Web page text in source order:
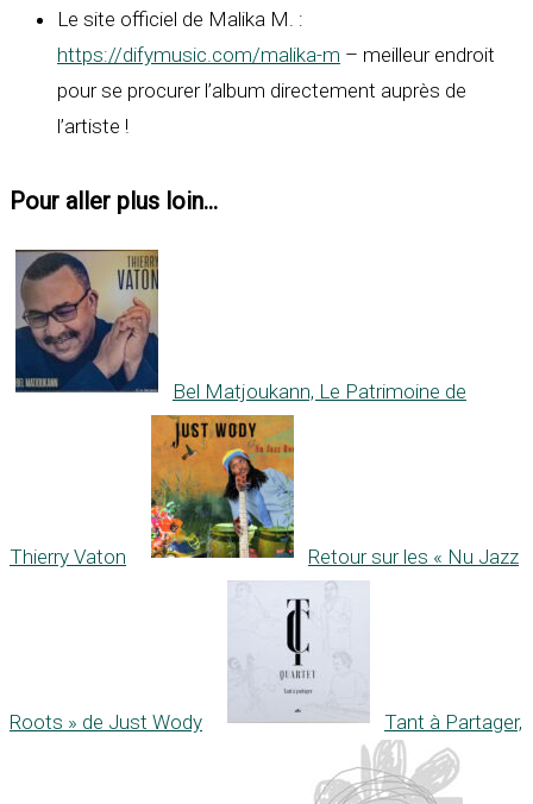
Le site officiel de Malika M. :
https://difymusic.com/malika-m – meilleur endroit
pour se procurer l’album directement auprès de
l’artiste !
Pour aller plus loin...
Bel Matjoukann, Le Patrimoine de
Thierry Vaton Retour sur les « Nu Jazz
Roots » de Just Wody Tant à Partager,